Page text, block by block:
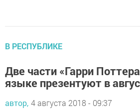
В РЕСПУБЛИКЕ
Две части «Гарри
языке презентуют в
автор, 4 августа 2018 - 09:37